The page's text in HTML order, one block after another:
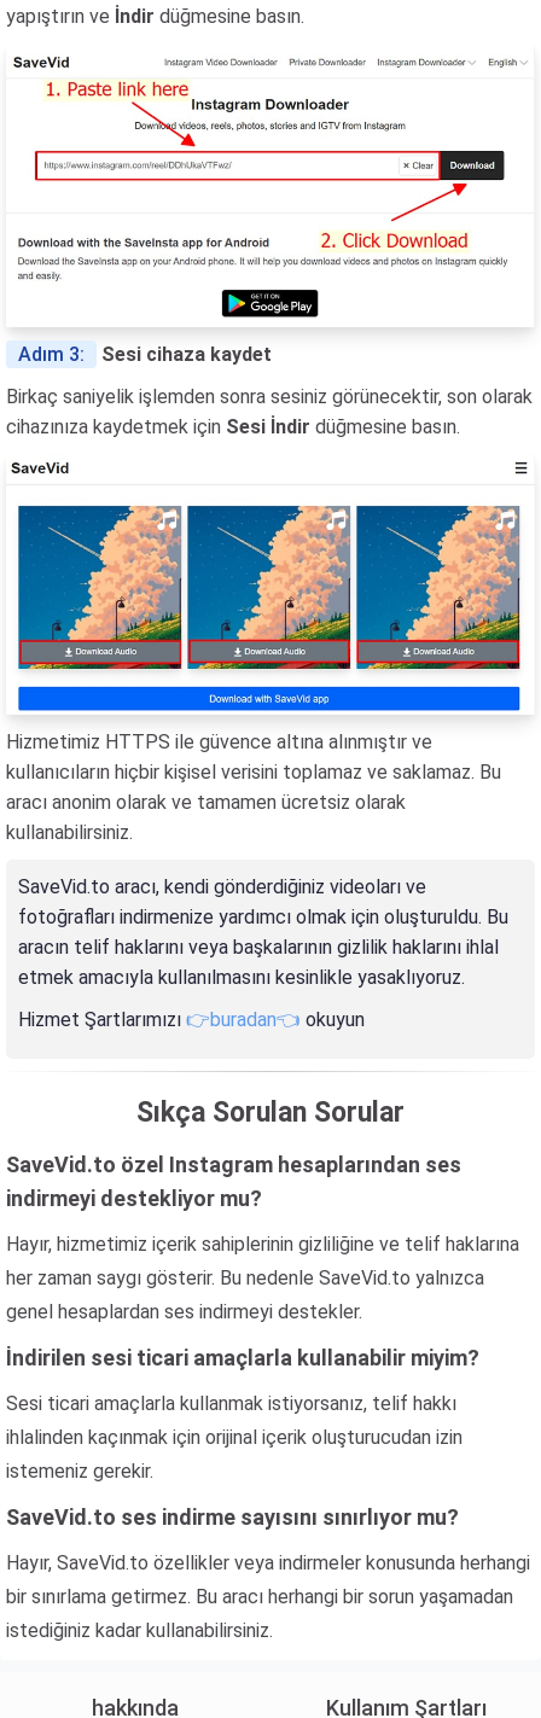
yapıştırın ve İndir düğmesine basın.
Adım 3:
Sesi cihaza kaydet
Birkaç saniyelik işlemden sonra sesiniz görünecektir, son olarak
cihazınıza kaydetmek için Sesi İndir düğmesine basın.
Hizmetimiz HTTPS ile güvence altına alınmıştır ve
kullanıcıların hiçbir kişisel verisini toplamaz ve saklamaz. Bu
aracı anonim olarak ve tamamen ücretsiz olarak
kullanabilirsiniz.
SaveVid.to aracı, kendi gönderdiğiniz videoları ve
fotoğrafları indirmenize yardımcı olmak için oluşturuldu. Bu
aracın telif haklarını veya başkalarının gizlilik haklarını ihlal
etmek amacıyla kullanılmasını kesinlikle yasaklıyoruz.
Hizmet Şartlarımızı 👉buradan👈 okuyun
Sıkça Sorulan Sorular
SaveVid.to özel Instagram hesaplarından ses
indirmeyi destekliyor mu?
Hayır, hizmetimiz içerik sahiplerinin gizliliğine ve telif haklarına
her zaman saygı gösterir. Bu nedenle SaveVid.to yalnızca
genel hesaplardan ses indirmeyi destekler.
İndirilen sesi ticari amaçlarla kullanabilir miyim?
Sesi ticari amaçlarla kullanmak istiyorsanız, telif hakkı
ihlalinden kaçınmak için orijinal içerik oluşturucudan izin
istemeniz gerekir.
SaveVid.to ses indirme sayısını sınırlıyor mu?
Hayır, SaveVid.to özellikler veya indirmeler konusunda herhangi
bir sınırlama getirmez. Bu aracı herhangi bir sorun yaşamadan
istediğiniz kadar kullanabilirsiniz.
hakkında Kullanım Şartları